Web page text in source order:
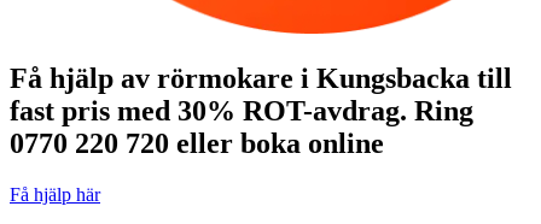
Få hjälp av rörmokare i Kungsbacka till
fast pris med 30% ROT-avdrag. Ring
0770 220 720 eller boka online
Få hjälp här